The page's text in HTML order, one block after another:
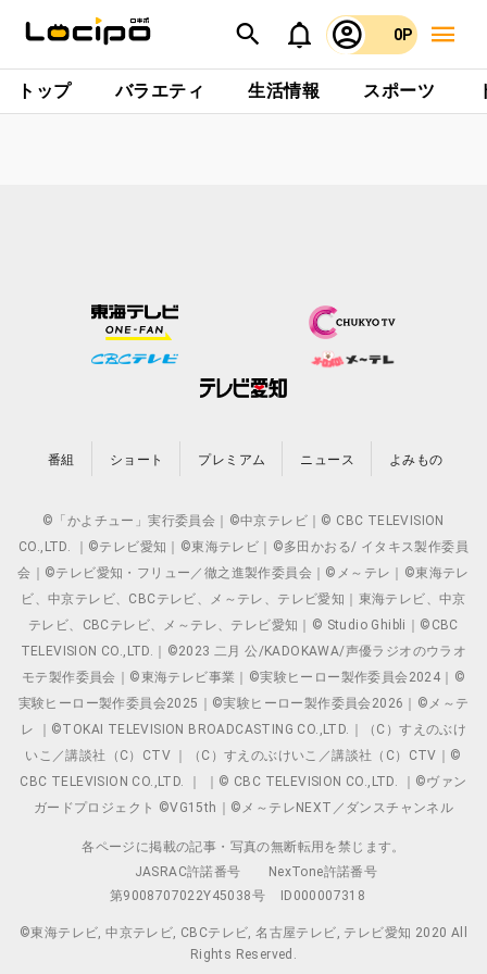
0P
トップ バラエティ 生活情報 スポーツ
番組 ショート プレミアム ニュース よみもの
©「かよチュー」実行委員会｜©中京テレビ｜© CBC TELEVISION
CO.,LTD. ｜©テレビ愛知｜©東海テレビ｜©多田かおる/ イタキス製作委員
会｜©テレビ愛知・フリュー／徹之進製作委員会｜©メ～テレ｜©東海テレ
ビ、中京テレビ、CBCテレビ、メ～テレ、テレビ愛知｜東海テレビ、中京
テレビ、CBCテレビ、メ～テレ、テレビ愛知｜© Studio Ghibli｜©CBC
TELEVISION CO.,LTD.｜©2023 二月 公/KADOKAWA/声優ラジオのウラオ
モテ製作委員会｜©東海テレビ事業｜©実験ヒーロー製作委員会2024｜©
実験ヒーロー製作委員会2025｜©実験ヒーロー製作委員会2026｜©メ～テ
レ ｜©TOKAI TELEVISION BROADCASTING CO.,LTD.｜（C）すえのぶけ
いこ／講談社（C）CTV ｜（C）すえのぶけいこ／講談社（C）CTV｜©
CBC TELEVISION CO.,LTD. ｜ ｜© CBC TELEVISION CO.,LTD. ｜©ヴァン
ガードプロジェクト ©VG15th｜©メ～テレNEXT／ダンスチャンネル
各ページに掲載の記事・写真の無断転用を禁じます。
JASRAC許諾番号
NexTone許諾番号
第9008707022Y45038号
ID000007318
©東海テレビ, 中京テレビ, CBCテレビ, 名古屋テレビ, テレビ愛知 2020 All
Rights Reserved.